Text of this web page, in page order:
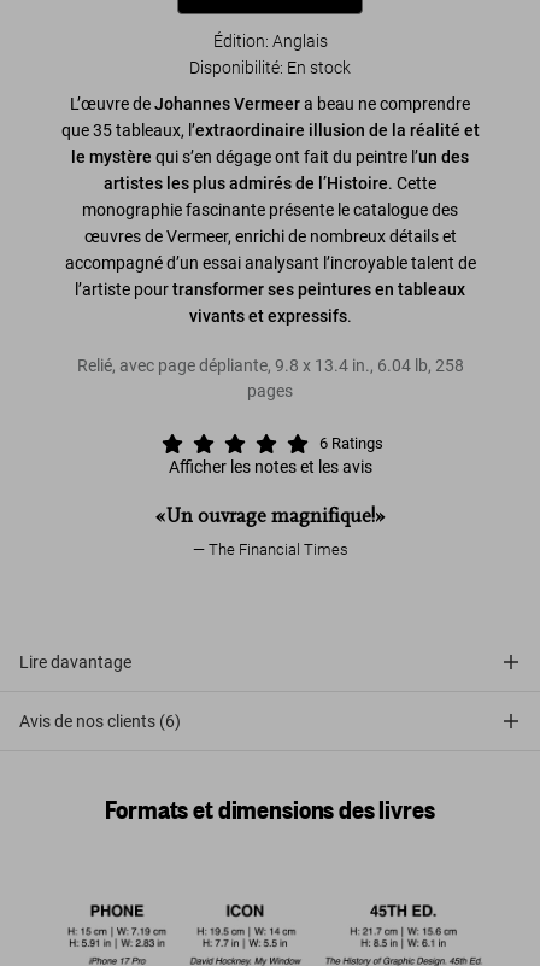
Édition: Anglais
Disponibilité: En stock
L’œuvre deJohannes Vermeera beau ne comprendre
que 35 tableaux, l’extraordinaire illusion de la réalité et
le mystère qui s’en dégage ont fait du peintre l’un des
artistes les plus admirés de l’Histoire. Cette
monographie fascinante présente le catalogue des
œuvres de Vermeer, enrichi de nombreux détails et
accompagné d’un essai analysant l’incroyable talent de
l’artiste pourtransformer ses peintures en tableaux
vivants et expressifs.
Relié, avec page dépliante, 9.8 x 13.4 in., 6.04 lb, 258
pages
6 Ratings
Afficher les notes et les avis
«Un ouvrage magnifique!»
The Financial Times
Lire davantage
Avis de nos clients (6)
Formats et dimensions des livres